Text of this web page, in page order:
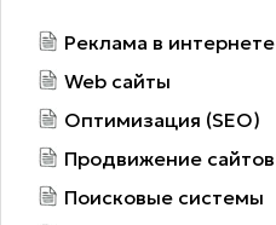
Реклама в интернете
Web сайты
Оптимизация (SEO)
Продвижение сайтов
Поисковые системы